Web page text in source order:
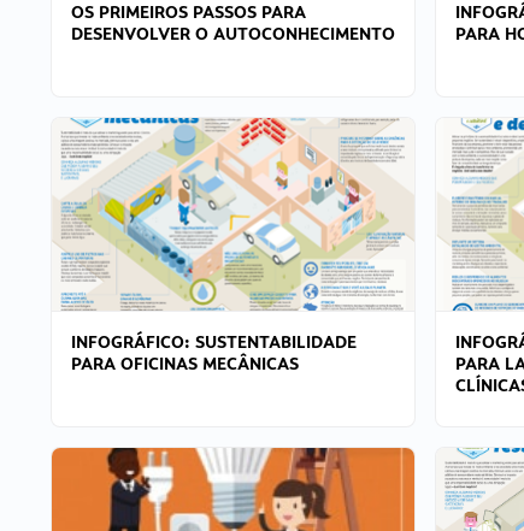
OS PRIMEIROS PASSOS PARA
DESENVOLVER O AUTOCONHECIMENTO
PARA
INFOGRÁFICO: SUSTENTABILIDADE
PARA OFICINAS MECÂNICAS
PARA